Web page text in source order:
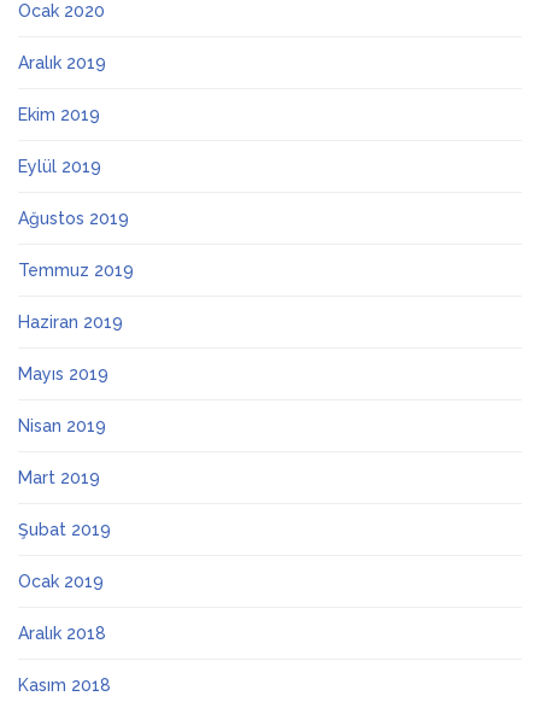
Ocak 2020
Aralık 2019
Ekim 2019
Eylül 2019
Ağustos 2019
Temmuz 2019
Haziran 2019
Mayıs 2019
Nisan 2019
Mart 2019
Şubat 2019
Ocak 2019
Aralık 2018
Kasım 2018